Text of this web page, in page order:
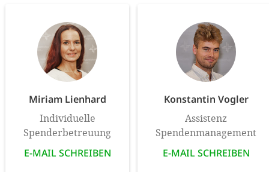
Miriam Lienhard
Individuelle
Spenderbetreuung
E-MAIL SCHREIBEN
Konstantin Vogler
Assistenz
Spendenmanagement
E-MAIL SCHREIBEN